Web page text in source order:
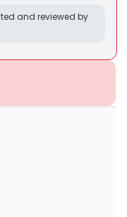
and reviewed by